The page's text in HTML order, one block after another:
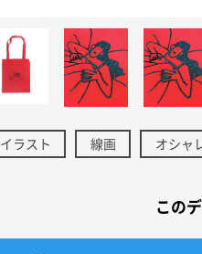
イラスト 線画 オシャ
この